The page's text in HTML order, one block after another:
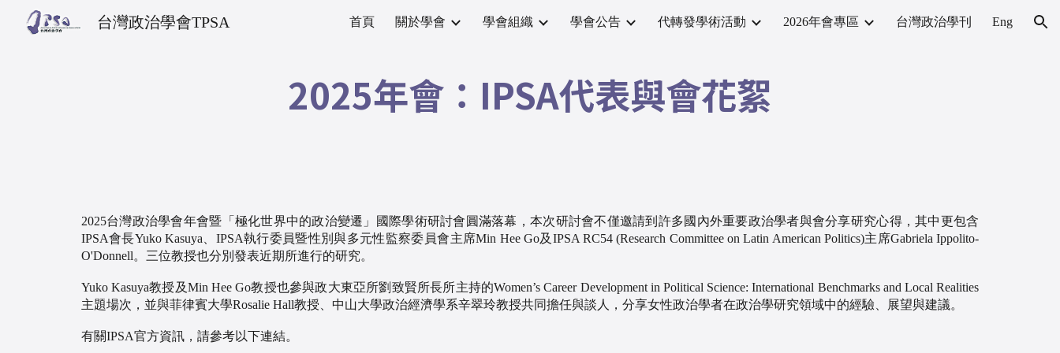
Skip to main content Skip to navigation
台灣政治學會TPSA 首頁 關於學會 學會組織 學會公告 代轉發學術活動 2026年會專區 台灣政治學刊 Eng
2025年會：IPSA代表與會花絮
2025台灣政治學會年會暨「極化世界中的政治變遷」國際學術研討會圓滿落幕，本次研討會不僅邀請到許多國內外重要政治學者與會分享研究心得，其中更包含
IPSA會長Yuko Kasuya、IPSA執行委員暨性別與多元性監察委員會主席Min Hee Go及IPSA RC54 (Research Committee on Latin American Politics)主席Gabriela Ippolito-
O'Donnell。三位教授也分別發表近期所進行的研究。
Yuko Kasuya教授及Min Hee Go教授也參與政大東亞所劉致賢所長所主持的Women’s Career Development in Political Science: International Benchmarks and Local Realities
主題場次，並與菲律賓大學Rosalie Hall教授、中山大學政治經濟學系辛翠玲教授共同擔任與談人，分享女性政治學者在政治學研究領域中的經驗、展望與建議。
有關IPSA官方資訊，請參考以下連結。